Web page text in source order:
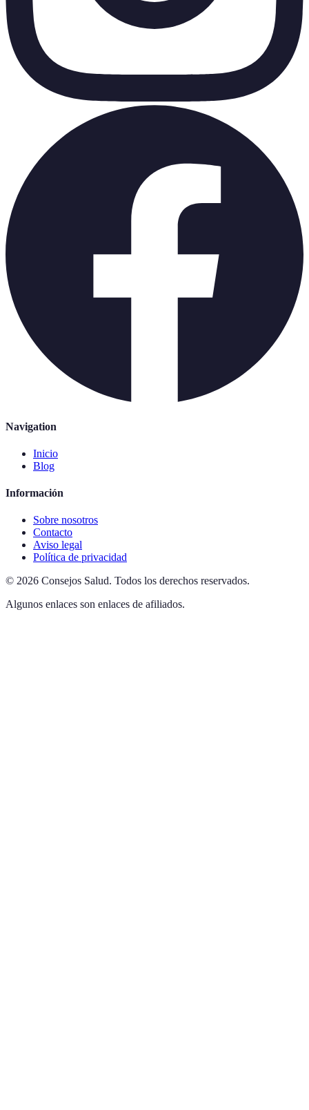
Navigation
Inicio
Blog
Información
Sobre nosotros
Contacto
Aviso legal
Política de privacidad
© 2026 Consejos Salud. Todos los derechos reservados.
Algunos enlaces son enlaces de afiliados.